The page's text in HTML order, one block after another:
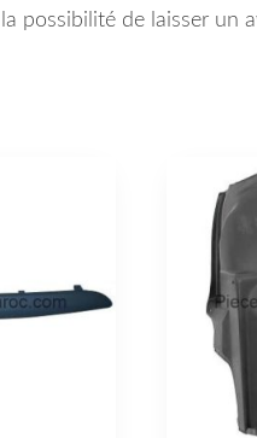
possibilité de laisser un